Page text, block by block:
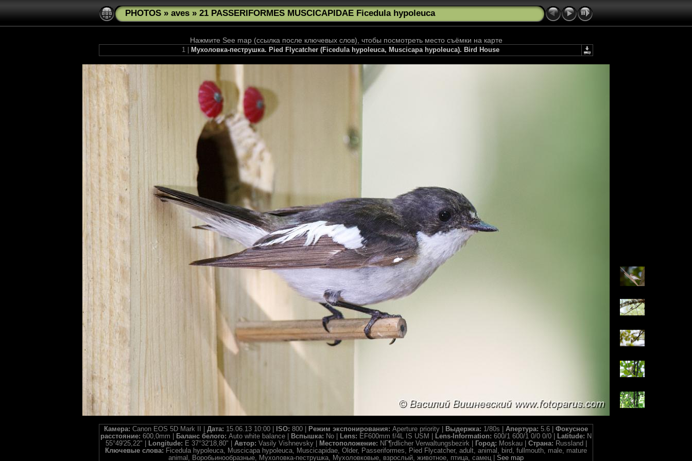
PHOTOS » aves » 21 PASSERIFORMES MUSCICAPIDAE Ficedula hypoleuca
Нажмите See map (ссылка после ключевых слов), чтобы посмотреть место съёмки на карте
1 | Мухоловка-пеструшка. Pied Flycatcher (Ficedula hypoleuca, Muscicapa hypoleuca). Bird House
Камера: Canon EOS 5D Mark II | Дата: 15.06.13 10:00 | ISO: 800 | Режим экспонирования: Aperture priority | Выдержка: 1/80s | Апертура: 5.6 | Фокусное
расстояние: 600,0mm | Баланс белого: Auto white balance | Вспышка: No | Lens: EF600mm f/4L IS USM | Lens-Information: 600/1 600/1 0/0 0/0 | Latitude: N
55°49'25,22" |
Longitude: E 37°32'18,80" | Автор: Vasily Vishnevsky | Местоположение: NГ¶rdlicher Verwaltungsbezirk | Город: Moskau | Страна: Russland |
Ключевые слова: Ficedula hypoleuca, Muscicapa hypoleuca, Muscicapidae, Older, Passeriformes, Pied Flycatcher, adult, animal, bird, fullmouth, male, mature
animal, Воробьинообразные, Мухоловка-пеструшка, Мухоловковые, взрослый, животное, птица, самец | See map